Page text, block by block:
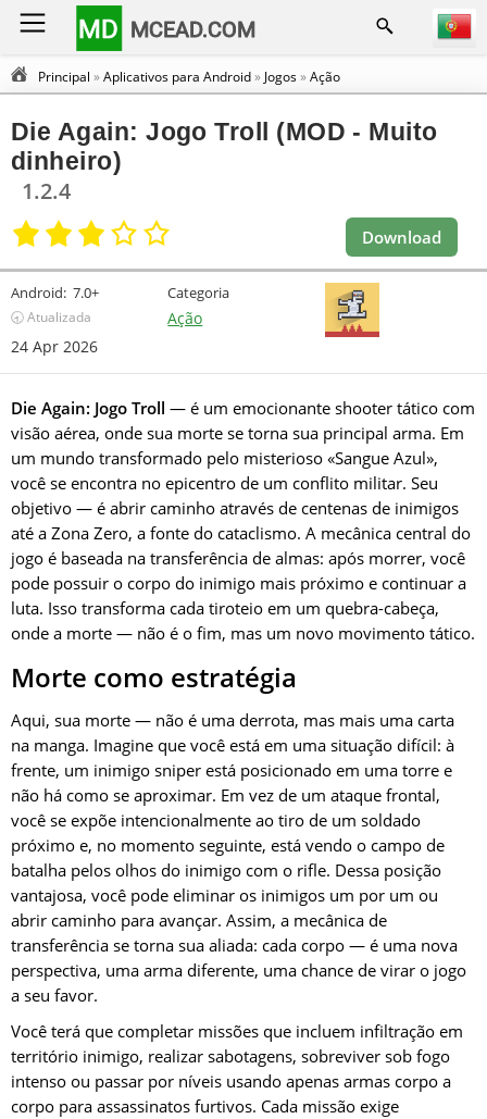
MD MCEAD.COM
Principal »Aplicativos para Android» Jogos»Ação
Die Again: Jogo Troll (MOD - Muito
dinheiro)
1.2.4
Download
Android: 7.0+
🕣 Atualizada
24 Apr 2026
Categoria
Ação
Die Again: Jogo Troll — é um emocionante shooter tático com
visão aérea, onde sua morte se torna sua principal arma. Em
um mundo transformado pelo misterioso «Sangue Azul»,
você se encontra no epicentro de um conflito militar. Seu
objetivo — é abrir caminho através de centenas de inimigos
até a Zona Zero, a fonte do cataclismo. A mecânica central do
jogo é baseada na transferência de almas: após morrer, você
pode possuir o corpo do inimigo mais próximo e continuar a
luta. Isso transforma cada tiroteio em um quebra-cabeça,
onde a morte — não é o fim, mas um novo movimento tático.
Morte como estratégia
Aqui, sua morte — não é uma derrota, mas mais uma carta
na manga. Imagine que você está em uma situação difícil: à
frente, um inimigo sniper está posicionado em uma torre e
não há como se aproximar. Em vez de um ataque frontal,
você se expõe intencionalmente ao tiro de um soldado
próximo e, no momento seguinte, está vendo o campo de
batalha pelos olhos do inimigo com o rifle. Dessa posição
vantajosa, você pode eliminar os inimigos um por um ou
abrir caminho para avançar. Assim, a mecânica de
transferência se torna sua aliada: cada corpo — é uma nova
perspectiva, uma arma diferente, uma chance de virar o jogo
a seu favor.
Você terá que completar missões que incluem infiltração em
território inimigo, realizar sabotagens, sobreviver sob fogo
intenso ou passar por níveis usando apenas armas corpo a
corpo para assassinatos furtivos. Cada missão exige